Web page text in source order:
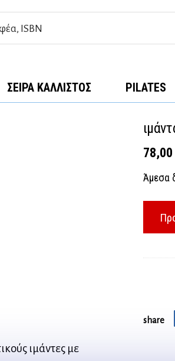
ΣΕΙΡΆ ΚΆΛΛΙΣΤΟΣ PILATES
78,00
Άμεσα
share
ιμάντες με